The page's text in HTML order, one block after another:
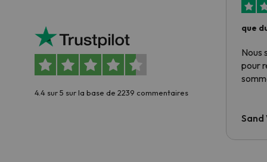
4.4 sur 5 sur la base de 2239 commentaires
que
Nous
pour
Sand